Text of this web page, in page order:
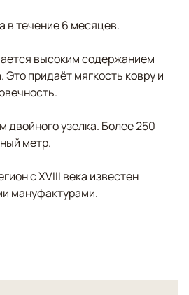
в течение 6 месяцев.
высоким содержанием
Это придаёт мягкость ковру и
двойного узелка. Более 250
метр.
с XVIII века известен
мануфактурами.